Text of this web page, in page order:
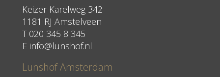
Keizer Karelweg 342
1181 RJ Amstelveen
T 020 345 8 345
E info@lunshof.nl
Lunshof Amsterdam